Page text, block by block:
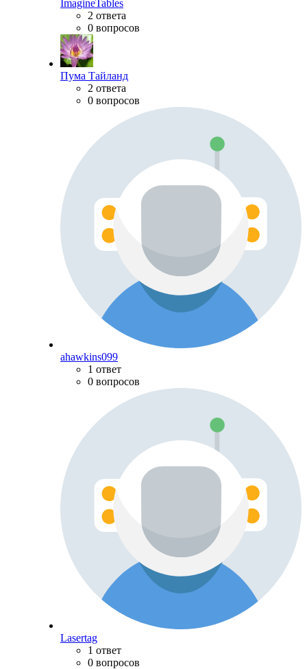
ImagineTables
2 ответа
0 вопросов
Пума Тайланд
2 ответа
0 вопросов
ahawkins099
1 ответ
0 вопросов
Lasertag
1 ответ
0 вопросов